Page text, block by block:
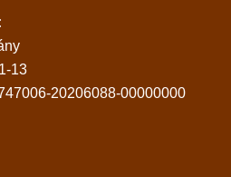
13
20206088-00000000